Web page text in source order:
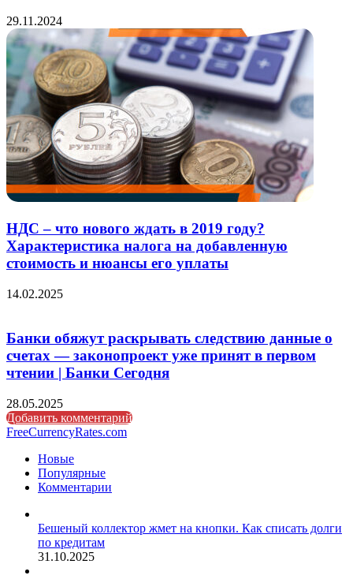
29.11.2024
НДС – что нового ждать в 2019 году?
Характеристика налога на добавленную
стоимость и нюансы его уплаты
14.02.2025
Банки обяжут раскрывать следствию данные о
счетах — законопроект уже принят в первом
чтении | Банки Сегодня
28.05.2025
Добавить комментарий
FreeCurrencyRates.com
Новые
Популярные
Комментарии
Бешеный коллектор жмет на кнопки. Как списать долги
по кредитам
31.10.2025